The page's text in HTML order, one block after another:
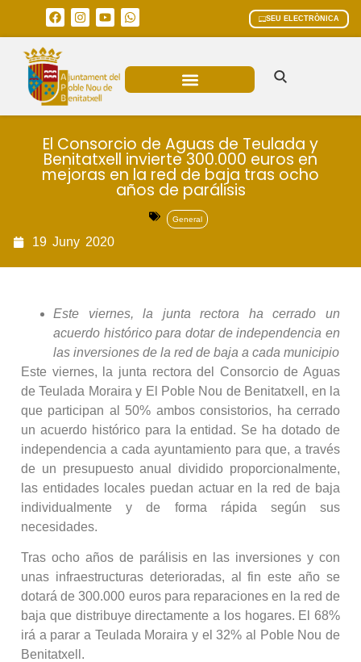
SEU ELECTRÒNICA
El Consorcio de Aguas de Teulada y
Benitatxell invierte 300.000 euros en
mejoras en la red de baja tras ocho
años de parálisis
General
19 Juny 2020
Este viernes, la junta rectora ha cerrado un
acuerdo histórico para dotar de independencia en
las inversiones de la red de baja a cada municipio
Este viernes, la junta rectora del Consorcio de Aguas
de Teulada Moraira y El Poble Nou de Benitatxell, en la
que participan al 50% ambos consistorios, ha cerrado
un acuerdo histórico para la entidad. Se ha dotado de
independencia a cada ayuntamiento para que, a través
de un presupuesto anual dividido proporcionalmente,
las entidades locales puedan actuar en la red de baja
individualmente y de forma rápida según sus
necesidades.
Tras ocho años de parálisis en las inversiones y con
unas infraestructuras deterioradas, al fin este año se
dotará de 300.000 euros para reparaciones en la red de
baja que distribuye directamente a los hogares. El 68%
irá a parar a Teulada Moraira y el 32% al Poble Nou de
Benitatxell.